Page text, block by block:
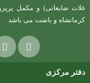
غلات ضایعاتی) و مکمل
کرمانشاه و باشت می باشد.
دفتر مرکزی